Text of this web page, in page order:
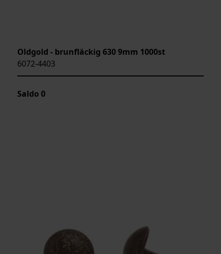
Oldgold - brunfläckig 630 9mm 1000st
6072-4403
Saldo 0